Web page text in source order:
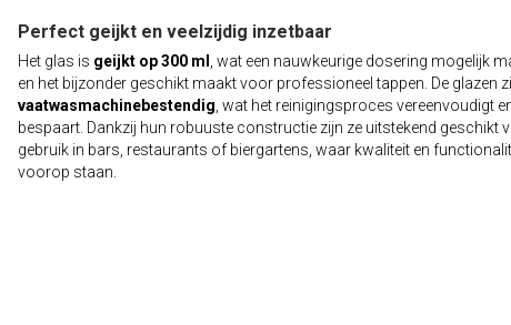
Perfect geijkt en veelzijdig inzetbaar
Het glas is geijkt op 300 ml
, wat een nauwkeurige dosering mogelijk
en het bijzonder geschikt maakt voor professioneel tappen. De glazen
vaatwasmachinebestendig , wat het reinigingsproces vereenvoudigt
bespaart. Dankzij hun robuuste constructie zijn ze uitstekend geschikt
gebruik in bars, restaurants of biergartens, waar kwaliteit en
voorop staan.